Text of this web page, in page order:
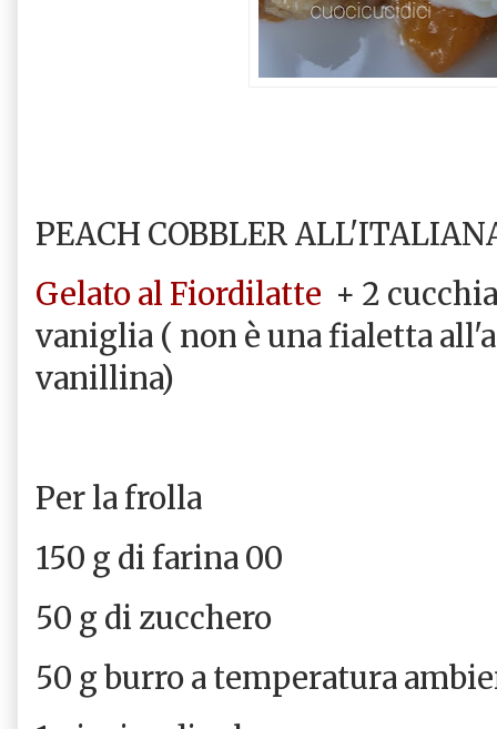
PEACH COBBLER
Gelato al Fiordilatte + 2
vaniglia ( non è una fialetta
vanillina)
Per la frolla
150 g di farina 00
50 g di zucchero
50 g burro a temperatura